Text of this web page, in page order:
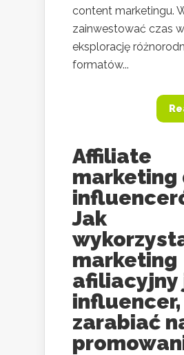
content marketingu.
zainwestować czas w
eksplorację
formatów...
Affiliate
marketing
Jak
marketing
afiliacyjny
zarabiać